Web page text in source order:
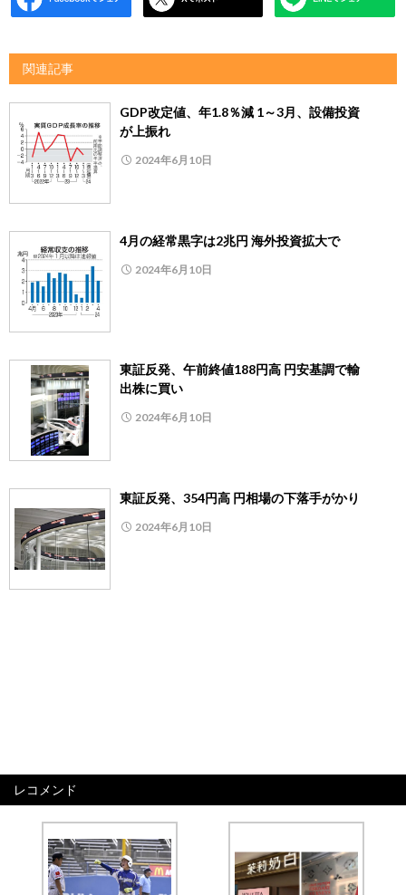
関連記事
GDP改定値、年1.8％減 1～3月、設備投資
が上振れ
2024年6月10日
4月の経常黒字は2兆円 海外投資拡大で
2024年6月10日
東証反発、午前終値188円高 円安基調で輸
出株に買い
2024年6月10日
東証反発、354円高 円相場の下落手がかり
2024年6月10日
レコメンド